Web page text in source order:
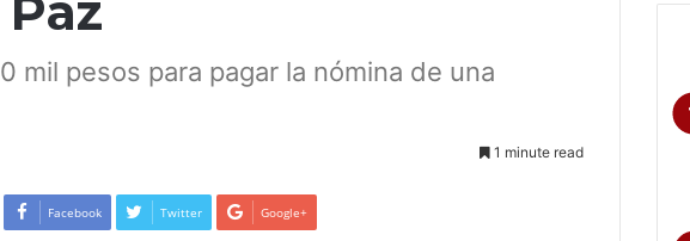
mil pesos para pagar la nómina de una
1 minute read
Facebook Twitter Google+